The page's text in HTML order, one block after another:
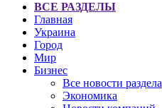
ВСЕ РАЗДЕЛЫ
Главная
Украина
Город
Мир
Бизнес
Все новости раздела
Экономика